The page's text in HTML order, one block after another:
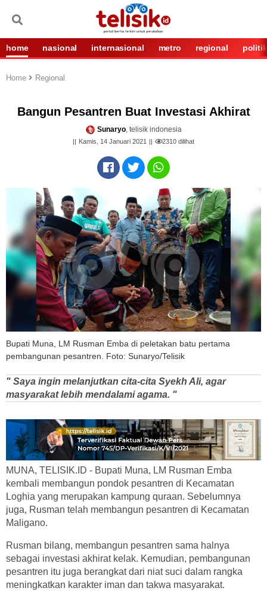
home nasional internasional metro regional politik
Home Regional
Bangun Pesantren Buat Investasi Akhirat
Sunaryo, telisik indonesia
Kamis, 14 Januari 2021 2310 dilihat
Bupati Muna, LM Rusman Emba di peletakan batu pertama
pembangunan pesantren. Foto: Sunaryo/Telisik
" Saya ingin melanjutkan cita-cita Syekh Ali, agar
masyarakat lebih mendalami agama. "
MUNA, TELISIK.ID - Bupati Muna, LM Rusman Emba
kembali membangun pondok pesantren di Kecamatan
Loghia yang merupakan kampung quraan. Sebelumnya
juga, Rusman telah membangun pesantren di Kecamatan
Maligano.
Rusman bilang, membangun pesantren sama halnya
sebagai investasi akhirat kelak. Kemudian, pembangunan
pesantren itu juga berangkat dari niat suci dalam rangka
meningkatkan karakter iman dan takwa masyarakat.